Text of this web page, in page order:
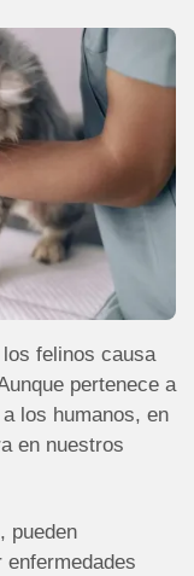
felinos causa
pertenece a
los humanos, en
en nuestros
pueden